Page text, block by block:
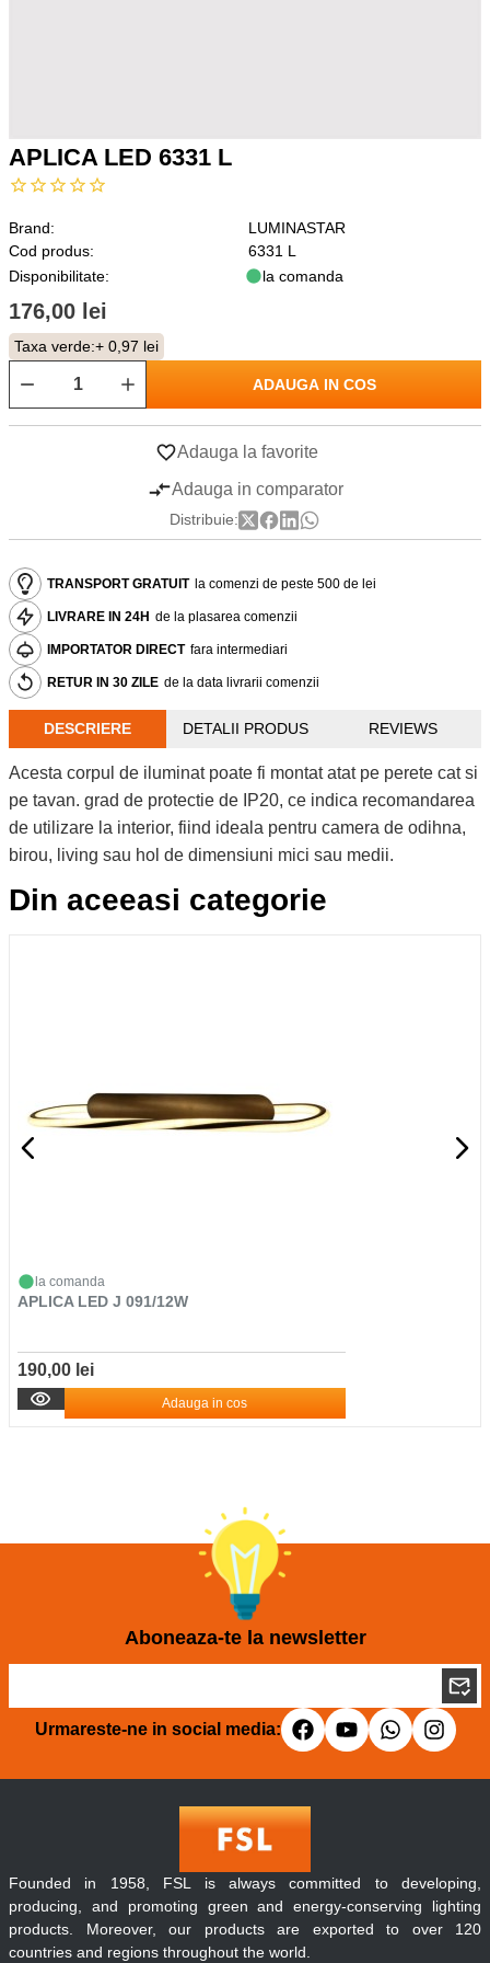
APLICA LED 6331 L
Brand:
LUMINASTAR
Cod produs:
6331 L
Disponibilitate:
la comanda
176,00 lei
Taxa verde:+ 0,97 lei
ADAUGA IN COS
Adauga la favorite
Adauga in comparator
Distribuie:
TRANSPORT GRATUIT la comenzi de peste 500 de lei
LIVRARE IN 24H de la plasarea comenzii
IMPORTATOR DIRECT fara intermediari
RETUR IN 30 ZILE de la data livrarii comenzii
DESCRIERE DETALII PRODUS REVIEWS
Acesta corpul de iluminat poate fi montat atat pe perete cat si
pe tavan. grad de protectie de IP20, ce indica recomandarea
de utilizare la interior, fiind ideala pentru camera de odihna,
birou, living sau hol de dimensiuni mici sau medii.
Din aceeasi categorie
la comanda
APLICA LED J 091/12W
190,00 lei
Adauga in cos
Aboneaza-te la newsletter
Urmareste-ne in social media:
Founded in 1958, FSL is always committed to developing,
producing, and promoting green and energy-conserving lighting
products. Moreover, our products are exported to over 120
countries and regions throughout the world.